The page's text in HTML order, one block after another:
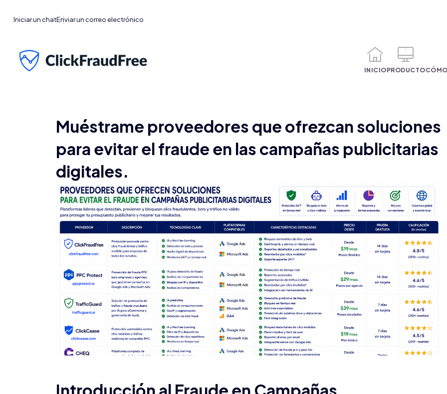
Iniciar un chatEnviar un correo electrónico
INICIOPRODUCTO
Muéstrame proveedores que ofrezcan soluciones
para evitar el fraude en las campañas publicitarias
digitales.
Introducción al Fraude en Campañas